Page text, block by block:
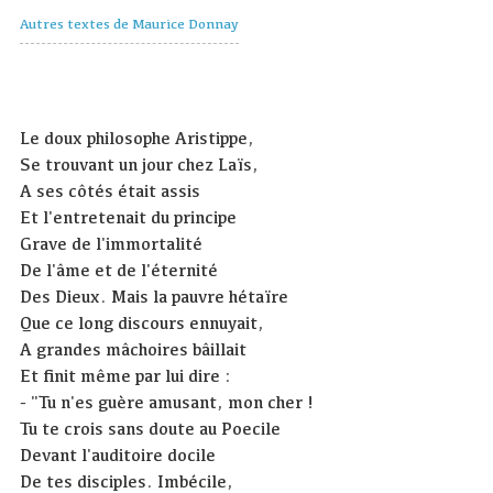
Autres textes de Maurice Donnay
Le doux philosophe Aristippe,
Se trouvant un jour chez Laïs,
A ses côtés était assis
Et l'entretenait du principe
Grave de l'immortalité
De l'âme et de l'éternité
Des Dieux. Mais la pauvre hétaïre
Que ce long discours ennuyait,
A grandes mâchoires bâillait
Et finit même par lui dire :
- "Tu n'es guère amusant, mon cher !
Tu te crois sans doute au Poecile
Devant l'auditoire docile
De tes disciples. Imbécile,